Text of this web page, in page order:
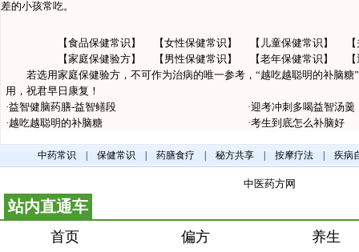
差的小孩常吃。
【食品保健常识 】 【女性保健常识 】 【 儿童保健常识 】 【
【家庭保健验方】 【 男性保健常识 】 【老年保健常识 】 【
若选用家庭保健验方，不可作为治病的唯一参考，“越吃越聪明的补脑糖
用，祝君早日康复！
·益智健脑药膳-益智鳝段
·越吃越聪明的补脑糖
·迎考冲刺多喝益智汤羹
·考生到底怎么补脑好
站内直通车
首页 偏方
养生